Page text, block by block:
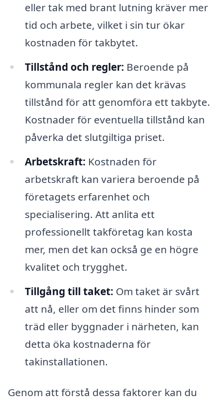
eller tak med brant lutning kräver mer
tid och arbete, vilket i sin tur ökar
kostnaden för takbytet.
Tillstånd och regler: Beroende på
kommunala regler kan det krävas
tillstånd för att genomföra ett takbyte.
Kostnader för eventuella tillstånd kan
påverka det slutgiltiga priset.
Arbetskraft: Kostnaden för
arbetskraft kan variera beroende på
företagets erfarenhet och
specialisering. Att anlita ett
professionellt takföretag kan kosta
mer, men det kan också ge en högre
kvalitet och trygghet.
Tillgång till taket: Om taket är svårt
att nå, eller om det finns hinder som
träd eller byggnader i närheten, kan
detta öka kostnaderna för
takinstallationen.
Genom att förstå dessa faktorer kan du